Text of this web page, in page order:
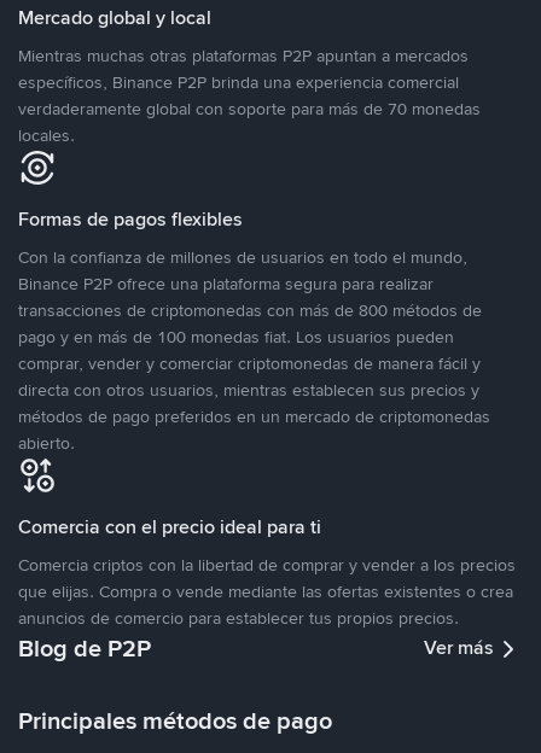
Mercado global y local
Mientras muchas otras plataformas P2P apuntan a mercados
específicos, Binance P2P brinda una experiencia comercial
verdaderamente global con soporte para más de 70 monedas
locales.
Formas de pagos flexibles
Con la confianza de millones de usuarios en todo el mundo,
Binance P2P ofrece una plataforma segura para realizar
transacciones de criptomonedas con más de 800 métodos de
pago y en más de 100 monedas fiat. Los usuarios pueden
comprar, vender y comerciar criptomonedas de manera fácil y
directa con otros usuarios, mientras establecen sus precios y
métodos de pago preferidos en un mercado de criptomonedas
abierto.
Comercia con el precio ideal para ti
Comercia criptos con la libertad de comprar y vender a los precios
que elijas. Compra o vende mediante las ofertas existentes o crea
anuncios de comercio para establecer tus propios precios.
Blog de P2P Ver más
Principales métodos de pago